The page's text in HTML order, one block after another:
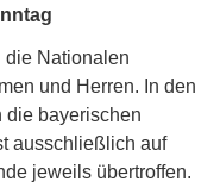
die Nationalen
und Herren. In den
die bayerischen
ausschließlich auf
jeweils übertroffen.